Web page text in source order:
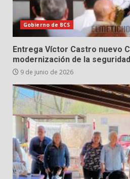
Gobierno de BCS
Entrega Víctor Castro nuevo
modernización de la seguridad
9 de junio de 2026